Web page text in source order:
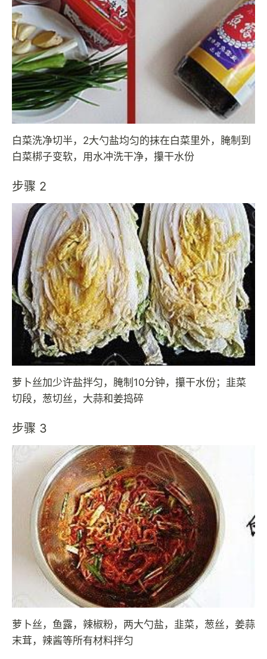
白菜洗净切半，2大勺盐均匀的抹在白菜里外，腌制到
白菜梆子变软，用水冲洗干净，攥干水份
步骤 2
萝卜丝加少许盐拌匀，腌制10分钟，攥干水份；韭菜
切段，葱切丝，大蒜和姜捣碎
步骤 3
萝卜丝，鱼露，辣椒粉，两大勺盐，韭菜，葱丝，姜蒜
末茸，辣酱等所有材料拌匀